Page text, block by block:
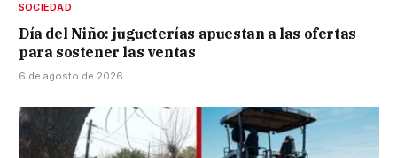
SOCIEDAD
Día del Niño: jugueterías apuestan a las ofertas
para sostener las ventas
6 de agosto de 2026